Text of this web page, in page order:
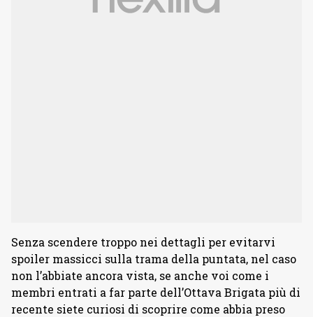
Senza scendere troppo nei dettagli per evitarvi
spoiler massicci sulla trama della puntata, nel caso
non l’abbiate ancora vista, se anche voi come i
membri entrati a far parte dell’Ottava Brigata più di
recente siete curiosi di scoprire come abbia preso